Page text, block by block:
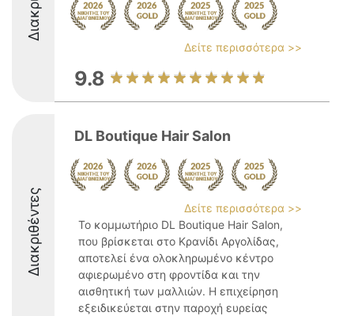
Δείτε περισσότερα >>
9.8
Διακριθέντες
DL Boutique Hair Salon
Δείτε περισσότερα >>
Το κομμωτήριο DL Boutique Hair Salon,
που βρίσκεται στο Κρανίδι Αργολίδας,
αποτελεί ένα ολοκληρωμένο κέντρο
αφιερωμένο στη φροντίδα και την
αισθητική των μαλλιών. Η επιχείρηση
εξειδικεύεται στην παροχή ευρείας